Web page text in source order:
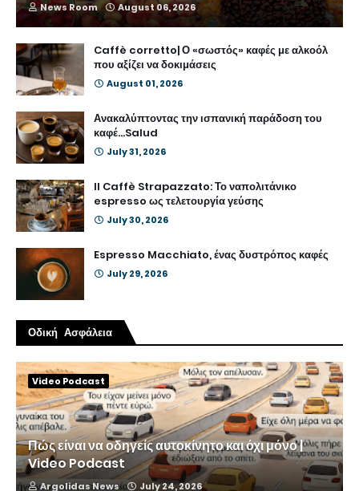
News Room August 06, 2026
Caffè corretto| Ο «σωστός» καφές με αλκοόλ
που αξίζει να δοκιμάσεις
August 01, 2026
Ανακαλύπτοντας την ισπανική παράδοση του
καφέ...Salud
July 31, 2026
Il Caffè Strapazzato: Το ναπολιτάνικο
espresso ως τελετουργία γεύσης
July 30, 2026
Espresso Macchiato, ένας δυστρόπος καφές
July 29, 2026
Οδική Ασφάλεια
Video Podcast
Πώς είναι να οδηγείς αυτοκίνητο και όχι μόνο |
Video Podcast
Argolidas News July 24, 2026